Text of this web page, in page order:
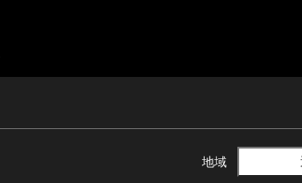
地域